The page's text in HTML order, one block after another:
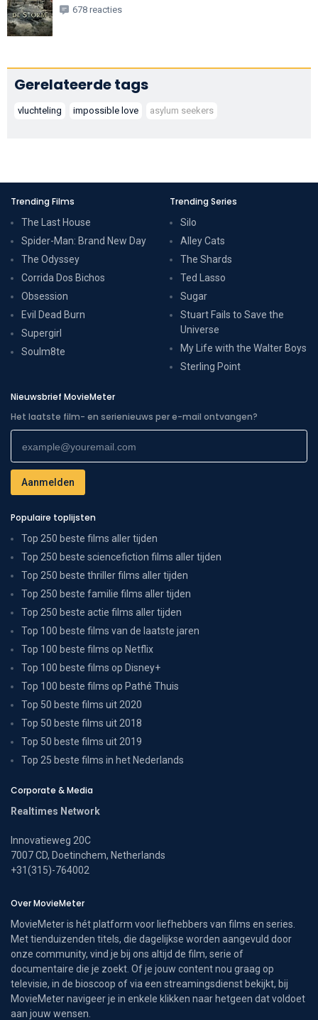
678 reacties
Gerelateerde tags
vluchteling impossible love asylum seekers
Trending Films
The Last House
Spider-Man: Brand New Day
The Odyssey
Corrida Dos Bichos
Obsession
Evil Dead Burn
Supergirl
Soulm8te
Trending Series
Silo
Alley Cats
The Shards
Ted Lasso
Sugar
Stuart Fails to Save the
Universe
My Life with the Walter Boys
Sterling Point
Nieuwsbrief MovieMeter
Het laatste film- en serienieuws per e-mail ontvangen?
Populaire toplijsten
Top 250 beste films aller tijden
Top 250 beste sciencefiction films aller tijden
Top 250 beste thriller films aller tijden
Top 250 beste familie films aller tijden
Top 250 beste actie films aller tijden
Top 100 beste films van de laatste jaren
Top 100 beste films op Netflix
Top 100 beste films op Disney+
Top 100 beste films op Pathé Thuis
Top 50 beste films uit 2020
Top 50 beste films uit 2018
Top 50 beste films uit 2019
Top 25 beste films in het Nederlands
Corporate & Media
Realtimes Network
Innovatieweg 20C
7007 CD, Doetinchem, Netherlands
+31(315)-764002
Over MovieMeter
MovieMeter is hét platform voor liefhebbers van films en series.
Met tienduizenden titels, die dagelijkse worden aangevuld door
onze community, vind je bij ons altijd de film, serie of
documentaire die je zoekt. Of je jouw content nou graag op
televisie, in de bioscoop of via een streamingsdienst bekijkt, bij
MovieMeter navigeer je in enkele klikken naar hetgeen dat voldoet
aan jouw wensen.